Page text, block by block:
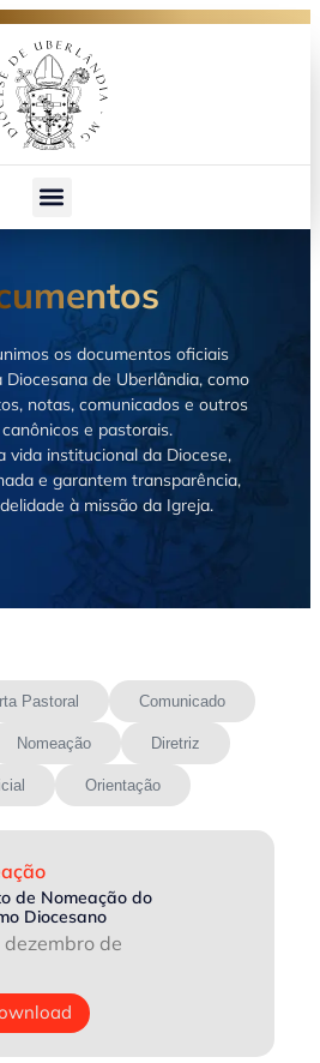
os documentos oficiais
de Uberlândia, como
notas, comunicados e outros
e pastorais.
vida institucional da Diocese,
e garantem transparência,
à missão da Igreja.
Pastoral Comunicado
Nomeação Diretriz
Orientação
de Nomeação do
Diocesano
de